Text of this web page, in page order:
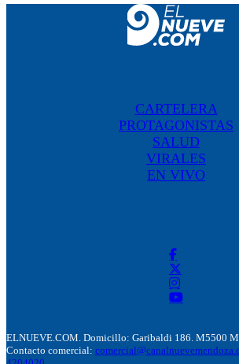
CARTELERA
PROTAGONISTAS
SALUD
VIRALES
EN VIVO
ELNUEVE.COM. Domicillo: Garibaldi 186. M5500
Contacto comercial: